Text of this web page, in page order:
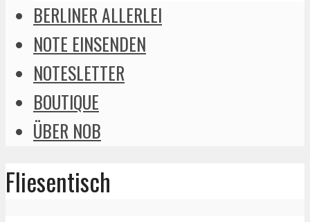
BERLINER ALLERLEI
NOTE EINSENDEN
NOTESLETTER
BOUTIQUE
ÜBER NOB
Fliesentisch